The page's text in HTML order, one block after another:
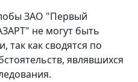
ЗАО "Первый
не могут быть
так как сводятся по
являвшихся